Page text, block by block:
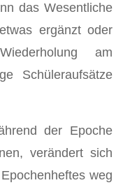
das Wesentliche
ergänzt oder
am
Schüleraufsätze
der Epoche
verändert sich
weg